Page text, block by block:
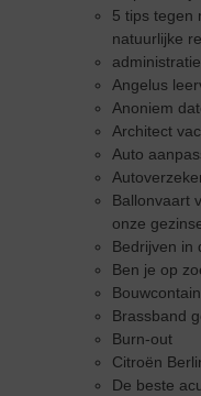
5 tips tegen
natuurlijke
Angelus
Anoniem
Architect
Auto
Ballonvaart
onze
Bedrijven in
Ben je op
Brassband
Burn-out
Citroën
De beste